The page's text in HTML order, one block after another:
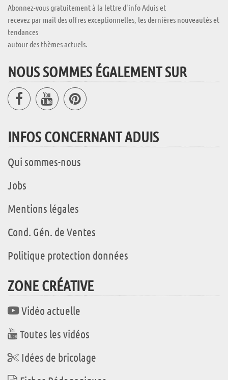
Abonnez-vous gratuitement à la lettre d'info Aduis et
recevez par mail des offres exceptionnelles, les dernières nouveautés et
tendances
autour des thèmes actuels.
NOUS SOMMES ÉGALEMENT SUR
INFOS CONCERNANT ADUIS
Qui sommes-nous
Jobs
Mentions légales
Cond. Gén. de Ventes
Politique protection données
ZONE CRÉATIVE
Vidéo actuelle
Toutes les vidéos
Idées de bricolage